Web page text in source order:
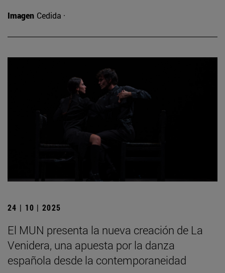
Imagen Cedida ·
24 | 10 | 2025
El MUN presenta la nueva creación de La
Venidera, una apuesta por la danza
española desde la contemporaneidad